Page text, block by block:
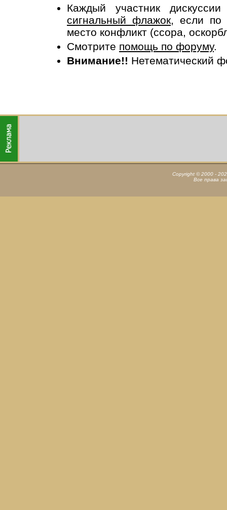
Каждый участник
сигнальный флажок, если по
место конфликт (ссора,
Смотрите помощь по форуму.
Внимание!! Нетематический
Copyright © 2000 -
Все права